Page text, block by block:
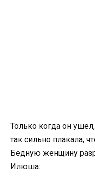
Только когда он
так сильно плакала,
Бедную женщину
Илюша: